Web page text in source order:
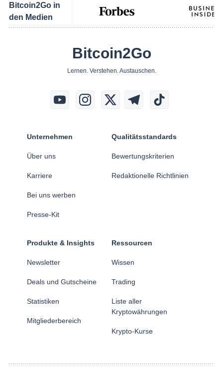
Bitcoin2Go in
den Medien
Bitcoin2Go
Lernen. Verstehen. Austauschen.
Unternehmen
Über uns
Karriere
Bei uns werben
Presse-Kit
Qualitätsstandards
Bewertungskriterien
Redaktionelle Richtlinien
Produkte & Insights
Newsletter
Deals und Gutscheine
Statistiken
Mitgliederbereich
Ressourcen
Wissen
Trading
Liste aller
Kryptowährungen
Krypto-Kurse